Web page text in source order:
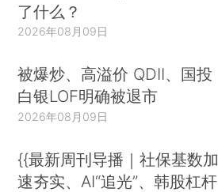
了什么？
2026年08月09日
被爆炒、高溢价 QDII、国投
白银LOF明确被退市
2026年08月09日
{{最新周刊导播｜社保基数加
速夯实、AI“追光”、韩股杠杆